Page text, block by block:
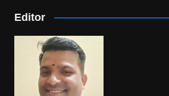
Editor